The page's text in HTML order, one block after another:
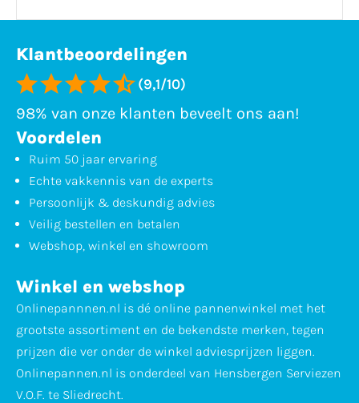
Klantbeoordelingen
(9,1/10)
98% van onze klanten beveelt ons aan!
Voordelen
Ruim 50 jaar ervaring
Echte vakkennis van de experts
Persoonlijk & deskundig advies
Veilig bestellen en betalen
Webshop, winkel en showroom
Winkel en webshop
Onlinepannnen.nl is dé online pannenwinkel met het
grootste assortiment en de bekendste merken, tegen
prijzen die ver onder de winkel adviesprijzen liggen.
Onlinepannen.nl is onderdeel van Hensbergen Serviezen
V.O.F. te Sliedrecht.